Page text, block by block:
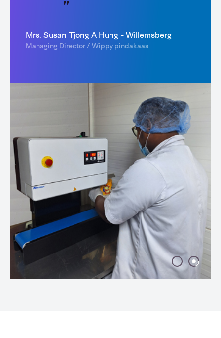
Mrs. Susan Tjong A Hung - Willemsberg
Managing Director / Wippy pindakaas